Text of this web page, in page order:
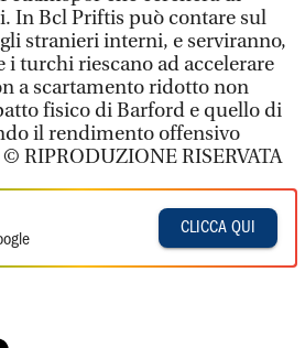
In Bcl Priftis può contare sul
stranieri interni, e serviranno,
i turchi riescano ad accelerare
a scartamento ridotto non
fisico di Barford e quello di
il rendimento offensivo
RIPRODUZIONE RISERVATA
CLICCA QUI